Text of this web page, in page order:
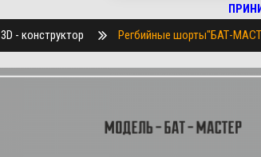
3D - конструктор Регбийные шорты"БАТ-